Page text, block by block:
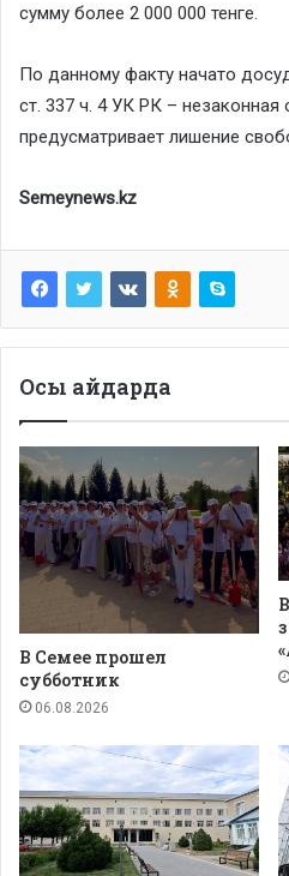
сумму более 2 000 000 тенге.
По данному факту начато
ст. 337 ч. 4 УК РК – незаконная
предусматривает лишение
Semeynews.kz
Осы айдарда
В Семее прошел
субботник
06.08.2026